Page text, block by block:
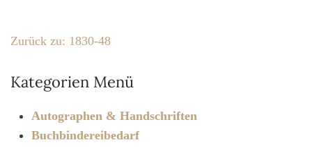
Zurück zu: 1830-48
Kategorien Menü
Autographen & Handschriften
Buchbindereibedarf